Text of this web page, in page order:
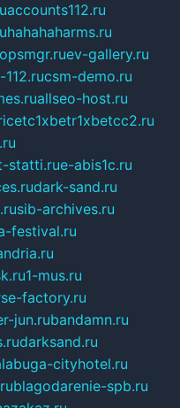
accounts112.ru
hahahaharms.ru
opsmgr.ruev-gallery.ru
csm-demo.ru
allseo-host.ru
statti.rue-abis1c.ru
dark-sand.ru
sib-archives.ru
festival.ru
1-mus.ru
factory.ru
jun.rubandamn.ru
darksand.ru
cityhotel.ru
blagodarenie-spb.ru